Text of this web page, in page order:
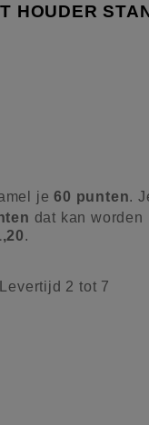
HOUDER
je60 punten.
dat kan worden
.
Levertijd 2 tot 7